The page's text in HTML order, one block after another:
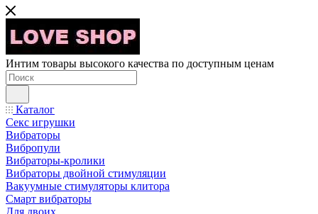
Интим товары высокого качества по доступным ценам
Каталог
Секс игрушки
Вибраторы
Вибропули
Вибраторы-кролики
Вибраторы двойной стимуляции
Вакуумные стимуляторы клитора
Смарт вибраторы
Для двоих